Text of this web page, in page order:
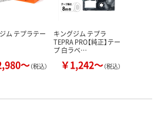
ム テプラテー
～（税込）
キングジム テプラ
TEPRA PRO【純正】テー
プ 白ラベ…
￥1,242～（税込）